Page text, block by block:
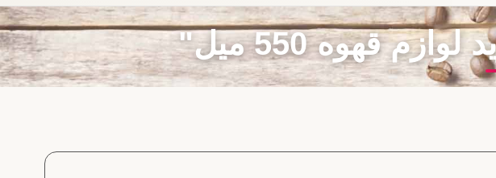
قهوه 550 میل"